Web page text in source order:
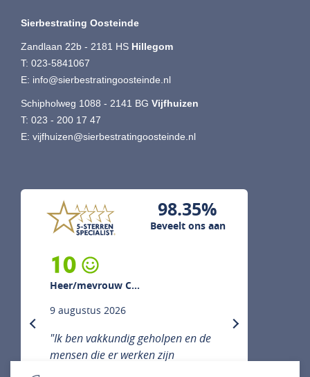
Sierbestrating Oosteinde
Zandlaan 22b - 2181 HS Hillegom
T: 023-5841067
E: info@sierbestratingoosteinde.nl
Schipholweg 1088 - 2141 BG Vijfhuizen
T: 023 - 200 17 47
E: vijfhuizen@sierbestratingoosteinde.nl
98.35%
Beveelt ons aan
10
Heer/mevrouw C...
9 augustus 2026
"Ik ben vakkundig geholpen en de
mensen die er werken zijn
previous next